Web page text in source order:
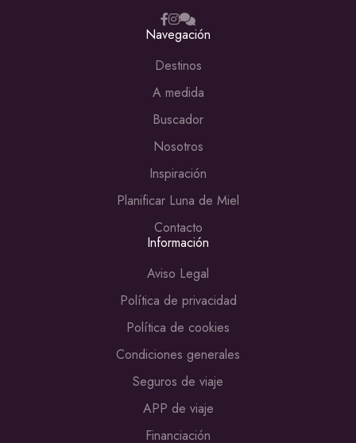
Navegación
Destinos
A medida
Buscador
Nosotros
Inspiración
Planificar Luna de Miel
Contacto
Información
Aviso Legal
Política de privacidad
Política de cookies
Condiciones generales
Seguros de viaje
APP de viaje
Financiación